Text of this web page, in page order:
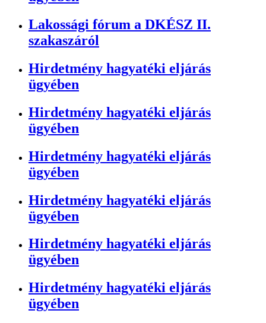
Lakossági fórum a DKÉSZ II.
szakaszáról
Hirdetmény hagyatéki eljárás
ügyében
Hirdetmény hagyatéki eljárás
ügyében
Hirdetmény hagyatéki eljárás
ügyében
Hirdetmény hagyatéki eljárás
ügyében
Hirdetmény hagyatéki eljárás
ügyében
Hirdetmény hagyatéki eljárás
ügyében